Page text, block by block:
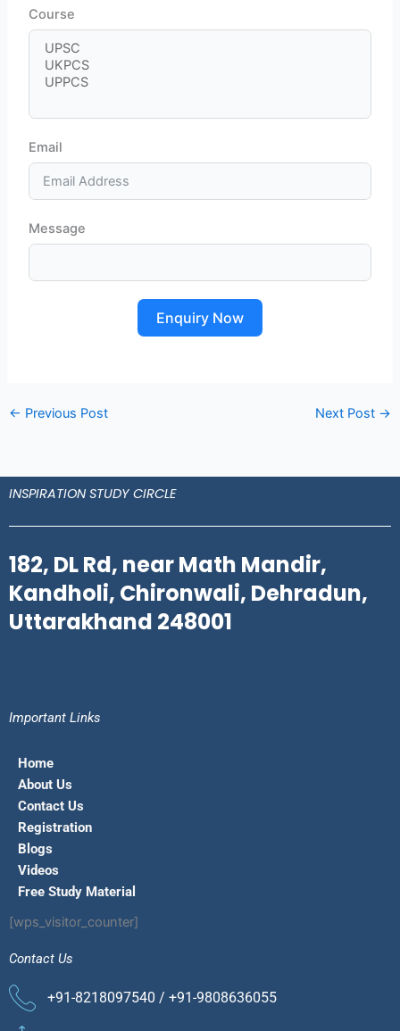
Course
Email
Message
Enquiry Now
← Previous Post Next Post →
INSPIRATION STUDY CIRCLE
182, DL Rd, near Math Mandir,
Kandholi, Chironwali, Dehradun,
Uttarakhand 248001
Important Links
Home
About Us
Contact Us
Registration
Blogs
Videos
Free Study Material
[wps_visitor_counter]
Contact Us
+91-8218097540 / +91-9808636055